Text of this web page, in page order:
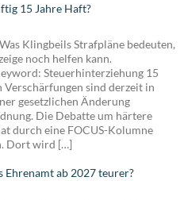
15 Jahre Haft?
Klingbeils Strafpläne bedeuten,
noch helfen kann.
Steuerhinterziehung 15
sind derzeit in
gesetzlichen Änderung
Die Debatte um härtere
durch eine FOCUS-Kolumne
Dort wird […]
Ehrenamt ab 2027 teurer?